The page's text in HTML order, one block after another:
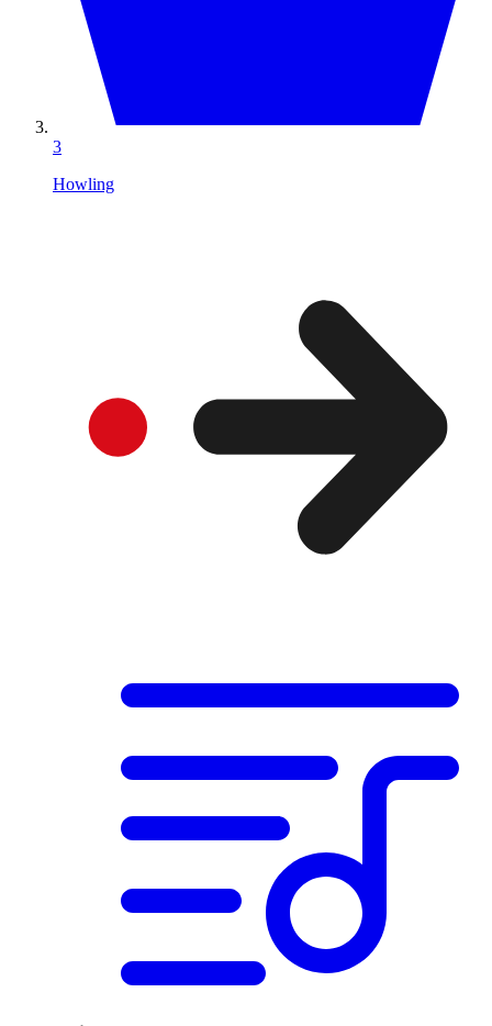
3
Howling